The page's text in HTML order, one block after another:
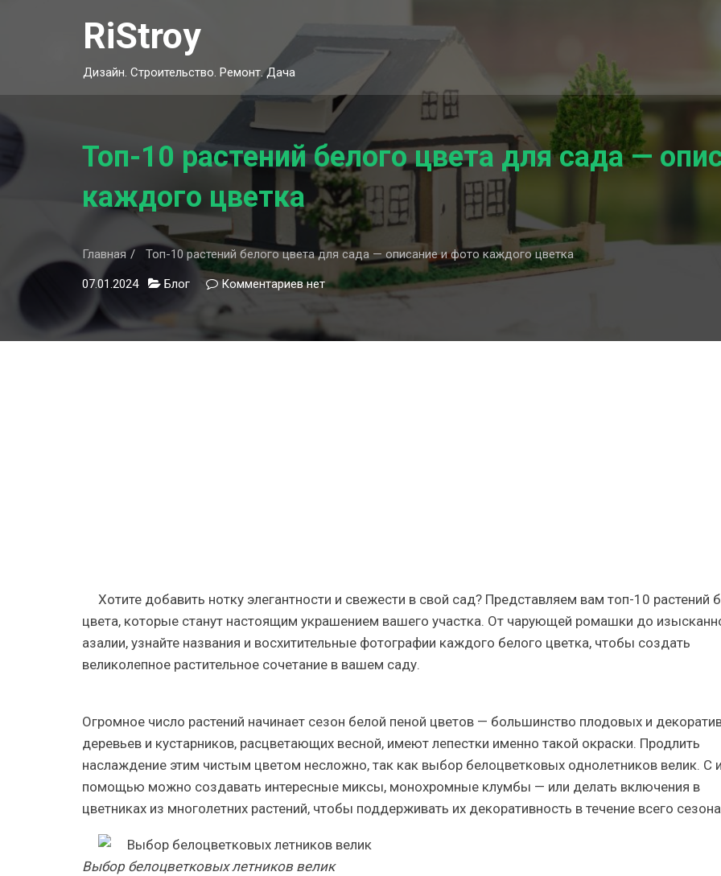
RiStroy
Дизайн. Строительство. Ремонт. Дача
Топ-10 растений белого цвета для сада —
каждого цветка
Главная Топ-10 растений белого цвета для сада — описание и фото каждого цветка
07.01.2024 Блог Комментариевк
записи
растений
нет
Хотите добавить нотку элегантности и свежести в свой сад? Представляем вам топ-10 растений
цвета, которые станут настоящим украшением вашего участка. От чарующей ромашки до
азалии, узнайте названия и восхитительные фотографии каждого белого цветка, чтобы создать
великолепное растительное сочетание в вашем саду.
Огромное число растений начинает сезон белой пеной цветов — большинство плодовых и
деревьев и кустарников, расцветающих весной, имеют лепестки именно такой окраски. Продлить
наслаждение этим чистым цветом несложно, так как выбор белоцветковых однолетников велик. С
помощью можно создавать интересные миксы, монохромные клумбы — или делать включения в
цветниках из многолетних растений, чтобы поддерживать их декоративность в течение всего
Выбор белоцветковых летников велик